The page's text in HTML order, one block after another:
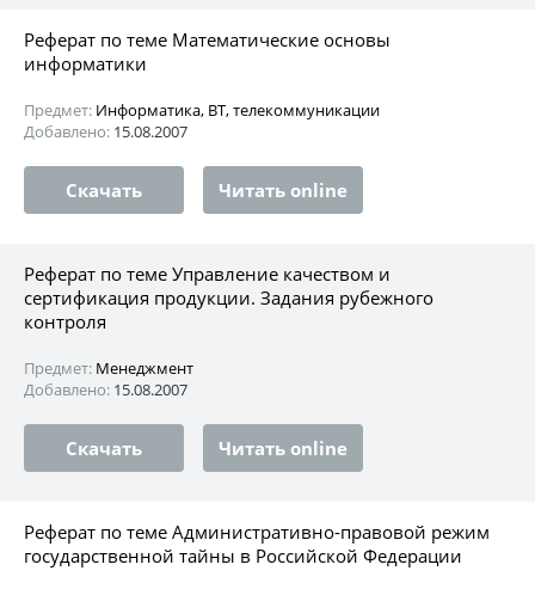
Реферат по теме Математические основы
информатики
Предмет: Информатика, ВТ, телекоммуникации
Добавлено: 15.08.2007
Скачать Читать online
Реферат по теме Управление качеством и
сертификация продукции. Задания рубежного
контроля
Предмет: Менеджмент
Добавлено: 15.08.2007
Скачать Читать online
Реферат по теме Административно-правовой режим
государственной тайны в Российской Федерации